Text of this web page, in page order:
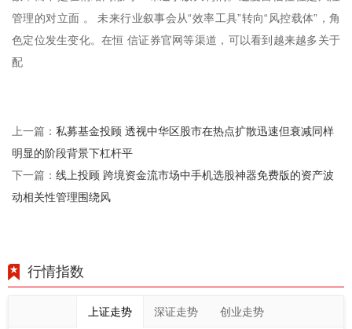
管理的对立面 。 未来行业叙事会从“效率工具”转向“风控载体”，角
色定位发生变化。在恒 信证券官网等渠道，可以看到越来越多关于
配
上一篇： 私募基金投顾 透视中华区股市在热点扩散迅速但衰减同样
明显的阶段背景下杠杆平
下一篇： 线上投顾 跨境资金流市场中手机选股神器免费版的资产波
动相关性管理围绕风
行情指数
上证走势 深证走势 创业走势